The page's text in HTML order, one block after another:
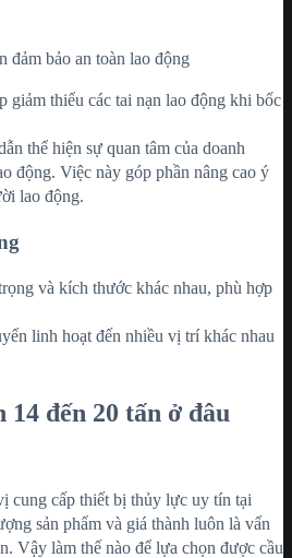
đảm bảo an toàn lao động
giảm thiểu các tai nạn lao động khi bốc
thể hiện sự quan tâm của doanh
động. Việc này góp phần nâng cao ý
lao động.
và kích thước khác nhau, phù hợp
linh hoạt đến nhiều vị trí khác nhau
14 đến 20 tấn ở đâu
cung cấp thiết bị thủy lực uy tín tại
sản phẩm và giá thành luôn là vấn
Vậy làm thế nào để lựa chọn được cầu